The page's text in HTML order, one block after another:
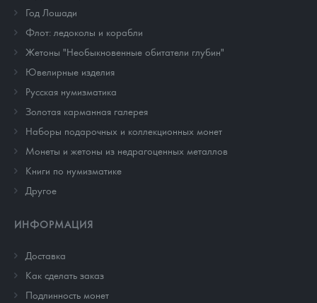
Год Лошади
Флот: ледоколы и корабли
Жетоны "Необыкновенные обитатели глубин"
Ювелирные изделия
Русская нумизматика
Золотая карманная галерея
Наборы подарочных и коллекционных монет
Монеты и жетоны из недрагоценных металлов
Книги по нумизматике
Другое
ИНФОРМАЦИЯ
Доставка
Как сделать заказ
Подлинность монет